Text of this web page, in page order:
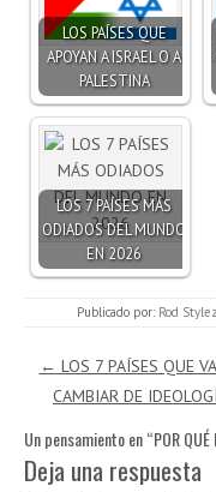
LOS PAÍSES QUE
APOYAN A ISRAEL O A
PALESTINA
LOS 7 PAÍSES MÁS
ODIADOS DEL MUNDO
EN 2026
Publicado por: Rod
Navegación de entradas
← LOS 7 PAÍSES QUE
CAMBIAR DE
Un pensamiento en “POR
Deja una respuesta